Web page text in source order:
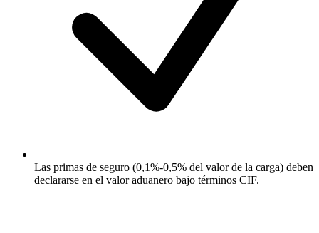
Las primas de seguro (0,1%-0,5% del valor de la carga) deben
declararse en el valor aduanero bajo términos CIF.